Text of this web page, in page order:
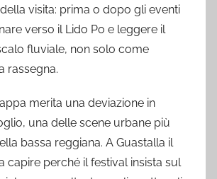
visita: prima o dopo gli eventi
verso il Lido Po e leggere il
fluviale, non solo come
rassegna.
merita una deviazione in
una delle scene urbane più
bassa reggiana. A Guastalla il
capire perché il festival insista sul